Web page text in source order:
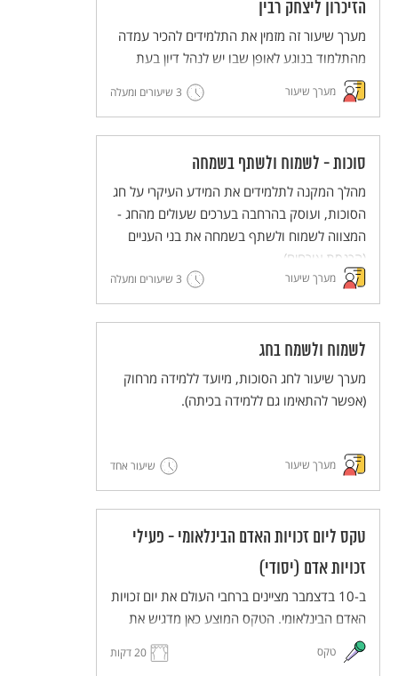
הזיכרון ליצחק רבין
מערך שיעור זה מזמין את התלמידים להכיר עמדה
מהתלמוד בנוגע לאופן שבו יש לנהל דיון בעת
מחלוקת, ולנסות ליישם את הדרך המוצעת
בתלמוד (דרך בית הלל) בדיונים שהם מנהלים.
מערך שיעור 3 שיעורים ומעלה
סוכות - לשמוח ולשתף בשמחה
מהלך המקנה לתלמידים את המידע העיקרי על חג
הסוכות, ועוסק בהרחבה בערכים שעולים מהחג -
המצווה לשמוח ולשתף בשמחה את בני העניים
(הכנסת אורחים).
מערך שיעור 3 שיעורים ומעלה
לשמוח ולשמח בחג
מערך שיעור לחג הסוכות, מיועד ללמידה מרחוק
(אפשר להתאימו גם ללמידה בכיתה).
מערך שיעור שיעור אחד
טקס ליום זכויות האדם הבינלאומי - פעילי
זכויות אדם (יסודי)
ב-10 בדצמבר מציינים ברחבי העולם את יום זכויות
האדם הבינלאומי. הטקס המוצע כאן מדגיש את
העשייה של פעילים למען זכויות אדם. הטקס
יתקיים בפורמט כיתתי בכיתות בית הספר השונות
טקס 20 דקות